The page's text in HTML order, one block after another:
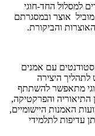
למסלול החד-חוגי
מוביל אוצר ובמסגרתם
והביקורת.
עם אמנים
לתהליך היצירה
מתאפשר להשתתף
התיאוריה והפרקטיקה,
האמנות היישומיים,
עדיפות לתלמידי